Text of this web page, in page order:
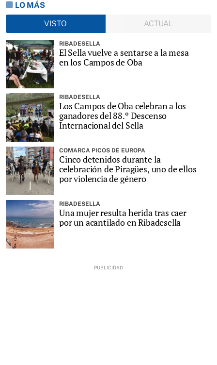
LO MÁS
VISTO
ACTUAL
RIBADESELLA
El Sella vuelve a sentarse a la mesa
en los Campos de Oba
RIBADESELLA
Los Campos de Oba celebran a los
ganadores del 88.º Descenso
Internacional del Sella
COMARCA PICOS DE EUROPA
Cinco detenidos durante la
celebración de Piragües, uno de ellos
por violencia de género
RIBADESELLA
Una mujer resulta herida tras caer
por un acantilado en Ribadesella